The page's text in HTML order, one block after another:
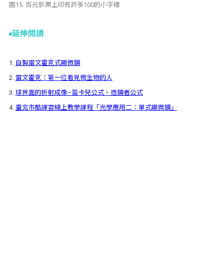
圖15. 百元鈔票上印有許多100的小字樣
延伸閱讀
1. 自製雷文霍克式顯微鏡
2. 雷文霍克：第一位看見微生物的人
3. 球界面的折射成像–笛卡兒公式、造鏡者公式
4. 臺北市酷課雲線上教學課程「光學應用二：單式顯微鏡」